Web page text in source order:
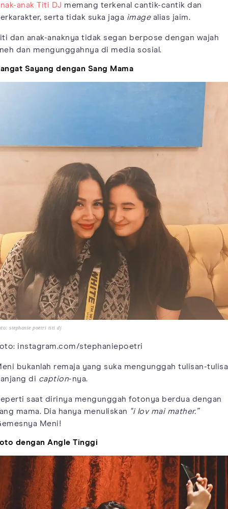
anak Titi DJ memang terkenal cantik-cantik dan
serta tidak suka jaga image alias jaim.
dan anak-anaknya tidak segan berpose dengan wajah
dan mengunggahnya di media sosial.
Sayang dengan Sang Mama
stephanie poetri titi dj
instagram.com/stephaniepoetri
bukanlah remaja yang suka mengunggah tulisan-
di caption-nya.
saat dirinya mengunggah fotonya berdua dengan
mama. Dia hanya menuliskan "i lov mai mather.”
Meni!
dengan Angle Tinggi